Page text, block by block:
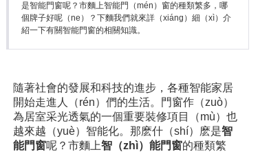
是智能門窗呢？市麵上智能門（mén）窗的種類繁多，哪
個牌子好呢（ne）？下麵我們就來詳（xiáng）細（xì）介
紹一下有關智能門窗的相關知識。
隨著社會的發展和科技的進步，各種智能家居
開始走進人（rén）們的生活。門窗作（zuò）
為居室采光透氣的一個重要裝修項目（mù）也
越來越（yuè）智能化。那麽什（shí）麽是智
能門窗呢？市麵上智（zhì）能門窗的種類繁